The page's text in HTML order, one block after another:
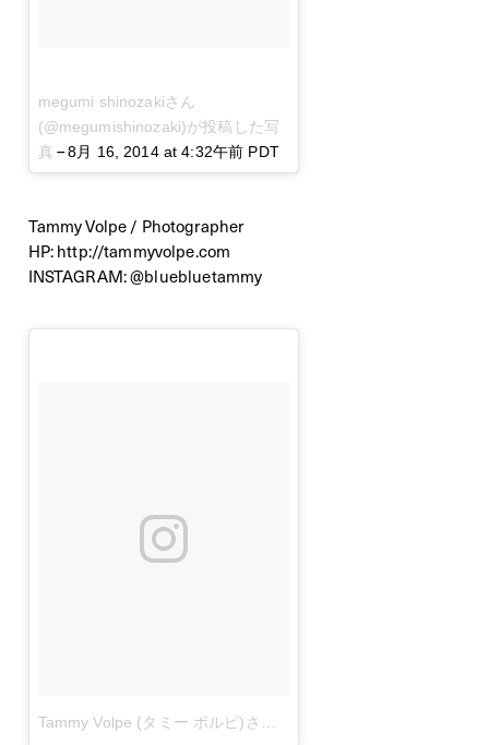
megumi shinozakiさん
(@megumishinozaki)が投稿した写
真 –8月 16, 2014 at 4:32午前 PDT
Tammy Volpe / Photographer
HP:http://tammyvolpe.com
INSTAGRAM:@bluebluetammy
Tammy Volpe (タミー ボルピ)さん(@bluebluetammy)が投稿した写真